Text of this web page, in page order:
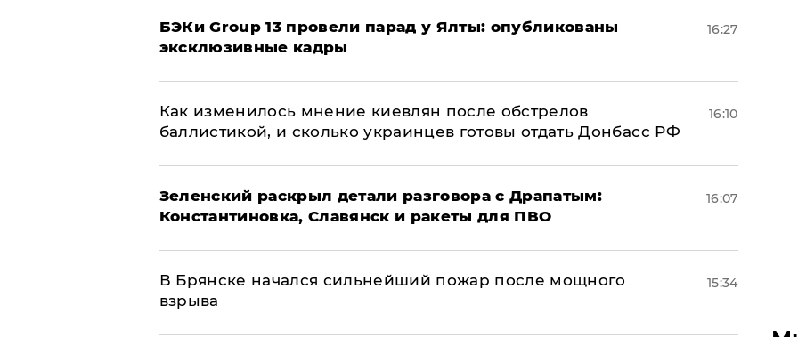
​БЭКи Group 13 провели парад у Ялты: опубликованы
эксклюзивные кадры
16:27
Как изменилось мнение киевлян после обстрелов
баллистикой, и сколько украинцев готовы отдать Донбасс РФ
16:10
​Зеленский раскрыл детали разговора с Драпатым:
Константиновка, Славянск и ракеты для ПВО
16:07
В Брянске начался сильнейший пожар после мощного
взрыва
15:34